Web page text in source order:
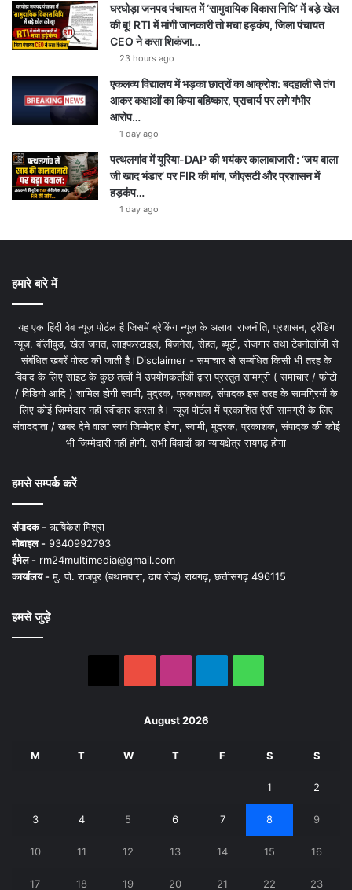
घरघोड़ा जनपद पंचायत में ‘सामुदायिक विकास निधि’ में बड़े खेल
की बू! RTI में मांगी जानकारी तो मचा हड़कंप, जिला पंचायत
CEO ने कसा शिकंजा…
23 hours ago
एकलव्य विद्यालय में भड़का छात्रों का आक्रोश: बदहाली से तंग
आकर कक्षाओं का किया बहिष्कार, प्राचार्य पर लगे गंभीर
आरोप…
1 day ago
पत्थलगांव में यूरिया-DAP की भयंकर कालाबाजारी : ‘जय बाला
जी खाद भंडार’ पर FIR की मांग, जीएसटी और प्रशासन में
हड़कंप…
1 day ago
हमारे बारे में
यह एक हिंदी वेब न्यूज़ पोर्टल है जिसमें ब्रेकिंग न्यूज़ के अलावा राजनीति, प्रशासन, ट्रेंडिंग
न्यूज, बॉलीवुड, खेल जगत, लाइफस्टाइल, बिजनेस, सेहत, ब्यूटी, रोजगार तथा टेक्नोलॉजी से
संबंधित खबरें पोस्ट की जाती है।Disclaimer - समाचार से सम्बंधित किसी भी तरह के
विवाद के लिए साइट के कुछ तत्वों में उपयोगकर्ताओं द्वारा प्रस्तुत सामग्री ( समाचार / फोटो
/ विडियो आदि ) शामिल होगी स्वामी, मुद्रक, प्रकाशक, संपादक इस तरह के सामग्रियों के
लिए कोई ज़िम्मेदार नहीं स्वीकार करता है। न्यूज़ पोर्टल में प्रकाशित ऐसी सामग्री के लिए
संवाददाता / खबर देने वाला स्वयं जिम्मेदार होगा, स्वामी, मुद्रक, प्रकाशक, संपादक की कोई
भी जिम्मेदारी नहीं होगी. सभी विवादों का न्यायक्षेत्र रायगढ़ होगा
हमसे सम्पर्क करें
संपादक -ऋषिकेश मिश्रा
मोबाइल - 9340992793
ईमेल - rm24multimedia@gmail.com
कार्यालय -मु. पो. राजपुर (बथानपारा, ढाप रोड) रायगढ़, छत्तीसगढ़ 496115
हमसे जुड़े
August 2026
M T W T F S S
1 2
3 4 5 6 7 8 9
10 11 12 13 14 15 16
17 18 19 20 21 22 23